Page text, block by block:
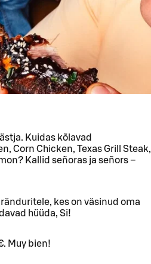
Kuidas kõlavad
Corn Chicken, Texas Grill Steak,
Kallid señoras ja señors –
kes on väsinud oma
hüüda, Si!
Muy bien!